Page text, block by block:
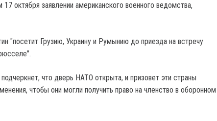
17 октября заявлении американского военного ведомства,
"посетит Грузию, Украину и Румынию до приезда на встречу
что дверь НАТО открыта, и призовет эти страны
чтобы они могли получить право на членство в оборонном